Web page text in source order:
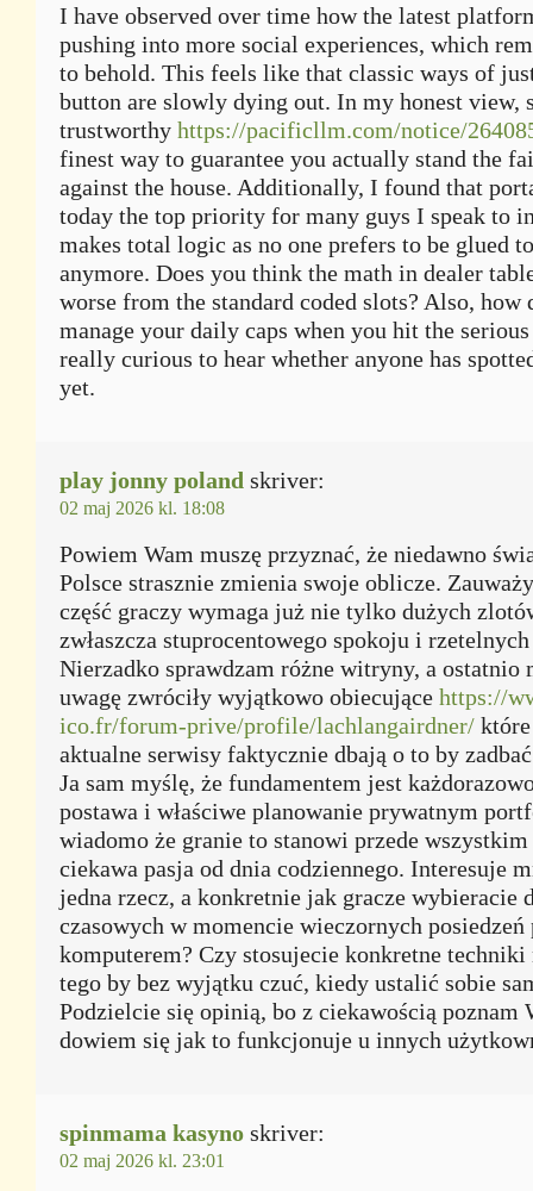
I have observed over time how the latest
pushing into more social experiences, which
to behold. This feels like that classic ways of
button are slowly dying out. In my honest view,
trustworthy https://pacificllm.com/notice/
finest way to guarantee you actually stand the
against the house. Additionally, I found that
today the top priority for many guys I speak to
makes total logic as no one prefers to be glued
anymore. Does you think the math in dealer
worse from the standard coded slots? Also, how
manage your daily caps when you hit the
really curious to hear whether anyone has
yet.
play jonny poland skriver:
02 maj 2026 kl. 18:08
Powiem Wam muszę przyznać, że niedawno
Polsce strasznie zmienia swoje oblicze.
część graczy wymaga już nie tylko dużych
zwłaszcza stuprocentowego spokoju i
Nierzadko sprawdzam różne witryny, a ostatnio
uwagę zwróciły wyjątkowo obiecujące https://
ico.fr/forum-prive/profile/lachlangairdner/
aktualne serwisy faktycznie dbają o to by
Ja sam myślę, że fundamentem jest
postawa i właściwe planowanie prywatnym
wiadomo że granie to stanowi przede wszystkim
ciekawa pasja od dnia codziennego. Interesuje
jedna rzecz, a konkretnie jak gracze wybieracie
czasowych w momencie wieczornych posiedzeń
komputerem? Czy stosujecie konkretne techniki
tego by bez wyjątku czuć, kiedy ustalić sobie
Podzielcie się opinią, bo z ciekawością poznam
dowiem się jak to funkcjonuje u innych
spinmama kasyno skriver:
02 maj 2026 kl. 23:01